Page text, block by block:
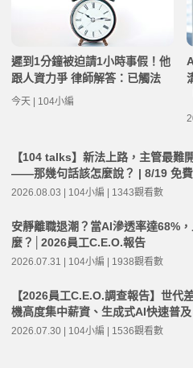
遲到1分鐘被迫請1小時事假！他
跟人資力爭 律師解答：已觸法
今天 | 104小編
【104 talks】新法上路，主管最難
——那幾句話該怎麼說？ | 8/19 免
2026.08.03 | 104小編 | 1343觀看數
安靜離職退潮？當AI滲透率達68%
麼？│2026員工C.E.O.報告
2026.07.31 | 104小編 | 1938觀看數
【2026員工C.E.O.調查報告】世代
機高度集中薪資、生成式AI快速普
2026.07.30 | 104小編 | 1536觀看數